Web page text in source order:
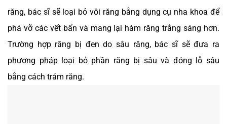
răng, bác sĩ sẽ loại bỏ vôi răng bằng dụng cụ nha khoa để
phá vỡ các vết bẩn và mang lại hàm răng trắng sáng hơn.
Trường hợp răng bị đen do sâu răng, bác sĩ sẽ đưa ra
phương pháp loại bỏ phần răng bị sâu và đóng lỗ sâu
bằng cách trám răng.